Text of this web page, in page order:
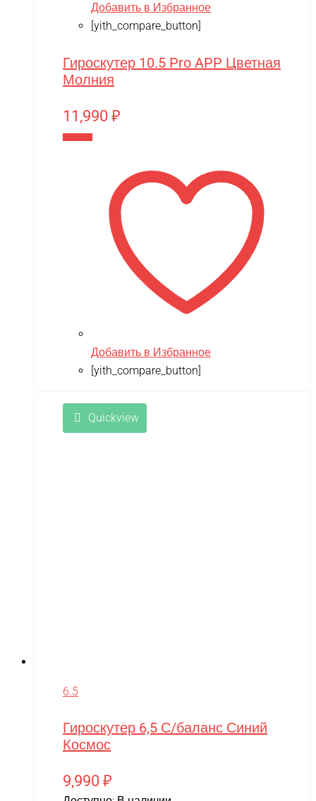
Добавить в Избранное
[yith_compare_button]
Гироскутер 10.5 Pro APP Цветная
Молния
11,990 ₽
Добавить в Избранное
[yith_compare_button]
Quickview
6.5
Гироскутер 6,5 С/баланс Синий
Космос
9,990 ₽